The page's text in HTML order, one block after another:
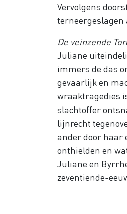
Vervolgens
terneergeslagen
De veinzende
Juliane
immers de das
gevaarlijk en
wraaktragedies
slachtoffer
lijnrecht
ander door haar
onthielden en
Juliane en
zeventiende-